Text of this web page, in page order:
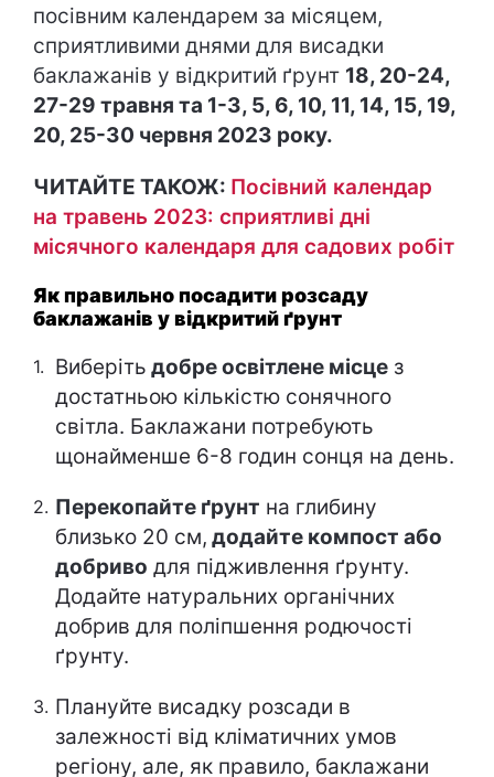
посівним календарем за місяцем,
сприятливими днями для висадки
баклажанів у відкритий ґрунт 18, 20-24,
27-29 травня та 1-3, 5, 6, 10, 11, 14, 15, 19,
20, 25-30 червня 2023 року.
ЧИТАЙТЕ ТАКОЖ: Посівний календар
на травень 2023: сприятливі дні
місячного календаря для садових робіт
Як правильно посадити розсаду
баклажанів у відкритий ґрунт
Виберіть добре освітлене місце з
достатньою кількістю сонячного
світла. Баклажани потребують
щонайменше 6-8 годин сонця на день.
Перекопайте ґрунт на глибину
близько 20 см, додайте компост або
добриво для підживлення ґрунту.
Додайте натуральних органічних
добрив для поліпшення родючості
ґрунту.
Плануйте висадку розсади в
залежності від кліматичних умов
регіону, але, як правило, баклажани